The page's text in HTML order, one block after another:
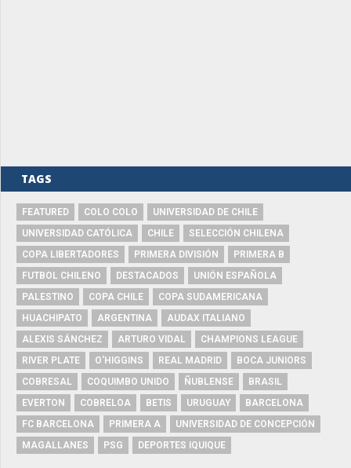
TAGS
FEATURED COLO COLO
UNIVERSIDAD DE CHILE
UNIVERSIDAD CATÓLICA
CHILE
SELECCIÓN CHILENA
COPA LIBERTADORES
PRIMERA DIVISIÓN
PRIMERA B
FUTBOL CHILENO
DESTACADOS
UNIÓN ESPAÑOLA
PALESTINO
COPA CHILE
COPA SUDAMERICANA
HUACHIPATO
ARGENTINA
AUDAX ITALIANO
ALEXIS SÁNCHEZ
ARTURO VIDAL
CHAMPIONS LEAGUE
RIVER PLATE
O'HIGGINS REAL MADRID
BOCA JUNIORS
COBRESAL
COQUIMBO UNIDO ÑUBLENSE
BRASIL
EVERTON
COBRELOA BETIS URUGUAY
BARCELONA
FC BARCELONA
PRIMERA A
UNIVERSIDAD DE CONCEPCIÓN
MAGALLANES
PSG DEPORTES IQUIQUE